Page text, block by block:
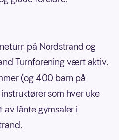
på Nordstrand og
Turnforening vært aktiv.
(og 400 barn på
som hver uke
av lånte gymsaler i